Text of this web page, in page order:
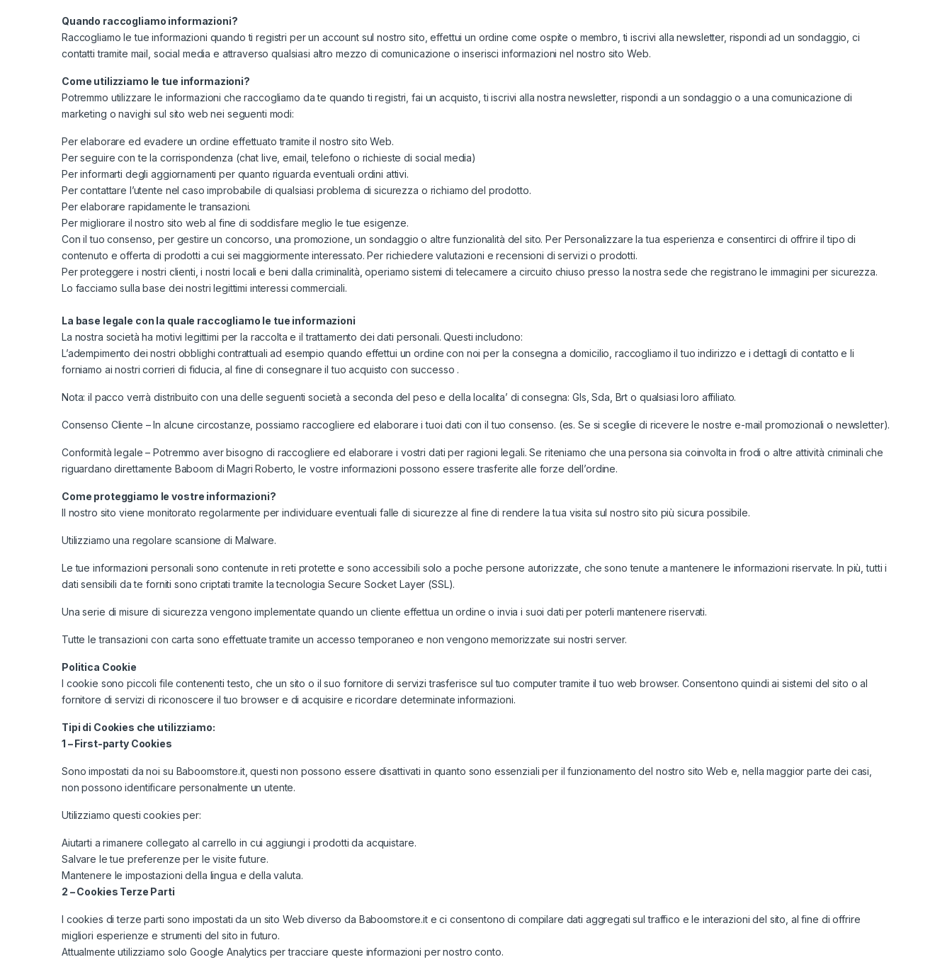
Quando raccogliamo informazioni?
Raccogliamo le tue informazioni quando ti registri per un account sul nostro sito, effettui un ordine come ospite o membro, ti iscrivi alla newsletter, rispondi ad un sondaggio, ci
contatti tramite mail, social media e attraverso qualsiasi altro mezzo di comunicazione o inserisci informazioni nel nostro sito Web.
Come utilizziamo le tue informazioni?
Potremmo utilizzare le informazioni che raccogliamo da te quando ti registri, fai un acquisto, ti iscrivi alla nostra newsletter, rispondi a un sondaggio o a una comunicazione di
marketing o navighi sul sito web nei seguenti modi:
Per elaborare ed evadere un ordine effettuato tramite il nostro sito Web.
Per seguire con te la corrispondenza (chat live, email, telefono o richieste di social media)
Per informarti degli aggiornamenti per quanto riguarda eventuali ordini attivi.
Per contattare l’utente nel caso improbabile di qualsiasi problema di sicurezza o richiamo del prodotto.
Per elaborare rapidamente le transazioni.
Per migliorare il nostro sito web al fine di soddisfare meglio le tue esigenze.
Con il tuo consenso, per gestire un concorso, una promozione, un sondaggio o altre funzionalità del sito. Per Personalizzare la tua esperienza e consentirci di offrire il tipo di
contenuto e offerta di prodotti a cui sei maggiormente interessato. Per richiedere valutazioni e recensioni di servizi o prodotti.
Per proteggere i nostri clienti, i nostri locali e beni dalla criminalità, operiamo sistemi di telecamere a circuito chiuso presso la nostra sede che registrano le immagini per sicurezza.
Lo facciamo sulla base dei nostri legittimi interessi commerciali.
La base legale con la quale raccogliamo le tue informazioni
La nostra società ha motivi legittimi per la raccolta e il trattamento dei dati personali. Questi includono:
L’adempimento dei nostri obblighi contrattuali ad esempio quando effettui un ordine con noi per la consegna a domicilio, raccogliamo il tuo indirizzo e i dettagli di contatto e li
forniamo ai nostri corrieri di fiducia, al fine di consegnare il tuo acquisto con successo .
Nota: il pacco verrà distribuito con una delle seguenti società a seconda del peso e della localita’ di consegna: Gls, Sda, Brt o qualsiasi loro affiliato.
Consenso Cliente – In alcune circostanze, possiamo raccogliere ed elaborare i tuoi dati con il tuo consenso. (es. Se si sceglie di ricevere le nostre e-mail promozionali o newsletter).
Conformità legale – Potremmo aver bisogno di raccogliere ed elaborare i vostri dati per ragioni legali. Se riteniamo che una persona sia coinvolta in frodi o altre attività criminali che
riguardano direttamente Baboom di Magri Roberto, le vostre informazioni possono essere trasferite alle forze dell’ordine.
Come proteggiamo le vostre informazioni?
Il nostro sito viene monitorato regolarmente per individuare eventuali falle di sicurezze al fine di rendere la tua visita sul nostro sito più sicura possibile.
Utilizziamo una regolare scansione di Malware.
Le tue informazioni personali sono contenute in reti protette e sono accessibili solo a poche persone autorizzate, che sono tenute a mantenere le informazioni riservate. In più, tutti i
dati sensibili da te forniti sono criptati tramite la tecnologia Secure Socket Layer (SSL).
Una serie di misure di sicurezza vengono implementate quando un cliente effettua un ordine o invia i suoi dati per poterli mantenere riservati.
Tutte le transazioni con carta sono effettuate tramite un accesso temporaneo e non vengono memorizzate sui nostri server.
Politica Cookie
I cookie sono piccoli file contenenti testo, che un sito o il suo fornitore di servizi trasferisce sul tuo computer tramite il tuo web browser. Consentono quindi ai sistemi del sito o al
fornitore di servizi di riconoscere il tuo browser e di acquisire e ricordare determinate informazioni.
Tipi di Cookies che utilizziamo:
1 – First-party Cookies
Sono impostati da noi su Baboomstore.it, questi non possono essere disattivati in quanto sono essenziali per il funzionamento del nostro sito Web e, nella maggior parte dei casi,
non possono identificare personalmente un utente.
Utilizziamo questi cookies per:
Aiutarti a rimanere collegato al carrello in cui aggiungi i prodotti da acquistare.
Salvare le tue preferenze per le visite future.
Mantenere le impostazioni della lingua e della valuta.
2 – Cookies Terze Parti
I cookies di terze parti sono impostati da un sito Web diverso da Baboomstore.it e ci consentono di compilare dati aggregati sul traffico e le interazioni del sito, al fine di offrire
migliori esperienze e strumenti del sito in futuro.
Attualmente utilizziamo solo Google Analytics per tracciare queste informazioni per nostro conto.